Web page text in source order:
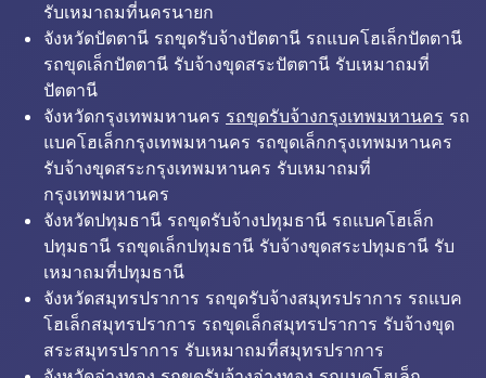
รับเหมาถมที่นครนายก
จังหวัดปัตตานี รถขุดรับจ้างปัตตานี รถแบคโฮเล็กปัตตานี
รถขุดเล็กปัตตานี รับจ้างขุดสระปัตตานี รับเหมาถมที่
ปัตตานี
จังหวัดกรุงเทพมหานคร รถขุดรับจ้างกรุงเทพมหานคร รถ
แบคโฮเล็กกรุงเทพมหานคร รถขุดเล็กกรุงเทพมหานคร
รับจ้างขุดสระกรุงเทพมหานคร รับเหมาถมที่
กรุงเทพมหานคร
จังหวัดปทุมธานี รถขุดรับจ้างปทุมธานี รถแบคโฮเล็ก
ปทุมธานี รถขุดเล็กปทุมธานี รับจ้างขุดสระปทุมธานี รับ
เหมาถมที่ปทุมธานี
จังหวัดสมุทรปราการ รถขุดรับจ้างสมุทรปราการ รถแบค
โฮเล็กสมุทรปราการ รถขุดเล็กสมุทรปราการ รับจ้างขุด
สระสมุทรปราการ รับเหมาถมที่สมุทรปราการ